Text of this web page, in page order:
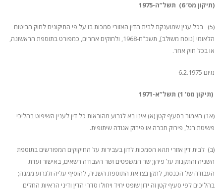
(תיקון מס’ 6) תשל”ה-1975
(5) בכל ענין שמוענקת לבית הדין האזורי סמכות בו על פי התיקונים לחוק הביטוח
הלאומי [נוסח משולב], תשכ”ח-1968, ולחוקים אחרים, כמפורט בתוספת הראשונה,
או בכל חוק אחר.
מיום 6.2.1975
(תיקון מס’ 1) תשל”א-1971
(א1) האמור בסעיף קטן (א) אינו בא לגרוע מהוראות כל דין לענין השיפוט בהליכי
פשיטת רגל, פירוק חברה או פירוק אגודה שיתופית.
(ב) לבית דין אזורי תהא הסמכות לדון בעבירות על החיקוקים המפורשים בתוספת
השניה והתקנות על פיהן; שר המשפטים ושר העבודה רשאים, באישור ועדת
העבודה של הכנסת, לתקן בצו את התוספת השניה, להוסיף עליה ולגרוע ממנה;
בהליכים לפי סעיף קטן זה ידון שופט יחיד ויחולו סדרי הדין ודיני הראיות החלים